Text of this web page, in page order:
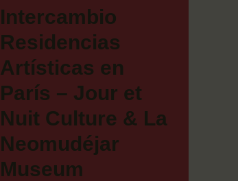
Intercambio
Residencias
Artísticas en
París – Jour et
Nuit Culture & La
Neomudéjar
Museum